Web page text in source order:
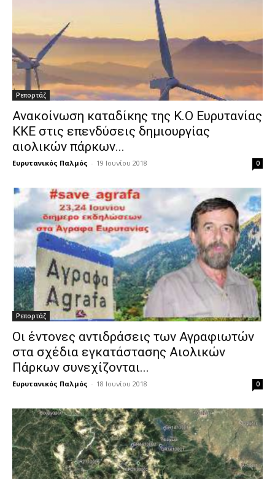
Ρεπορτάζ
Ανακοίνωση καταδίκης της Κ.Ο Ευρυτανίας
ΚΚΕ στις επενδύσεις δημιουργίας
αιολικών πάρκων...
Ευρυτανικός Παλμός - 19 Ιουνίου 2018 0
Ρεπορτάζ
Οι έντονες αντιδράσεις των Αγραφιωτών
στα σχέδια εγκατάστασης Αιολικών
Πάρκων συνεχίζονται...
Ευρυτανικός Παλμός - 18 Ιουνίου 2018 0